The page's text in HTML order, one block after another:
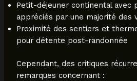
Petit-déjeuner continental avec
appréciés par une majorité des
Proximité des sentiers et
pour détente post-randonnée
Cependant, des critiques
remarques concernant :